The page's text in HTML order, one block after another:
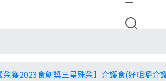
【榮獲2023食創獎三星殊榮】介護食(好咀嚼介